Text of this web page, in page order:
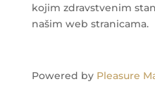
kojim zdravstvenim
našim web stranicama.
Powered by Pleasure